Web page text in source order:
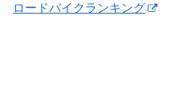
ロードバイクランキング